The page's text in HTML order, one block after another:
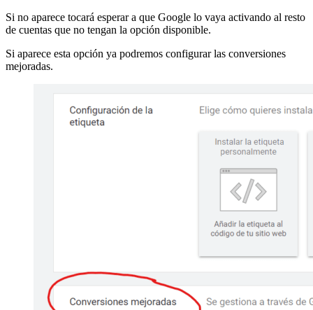
Si no aparece tocará esperar a que Google lo vaya activando al resto
de cuentas que no tengan la opción disponible.
Si aparece esta opción ya podremos configurar las conversiones
mejoradas.